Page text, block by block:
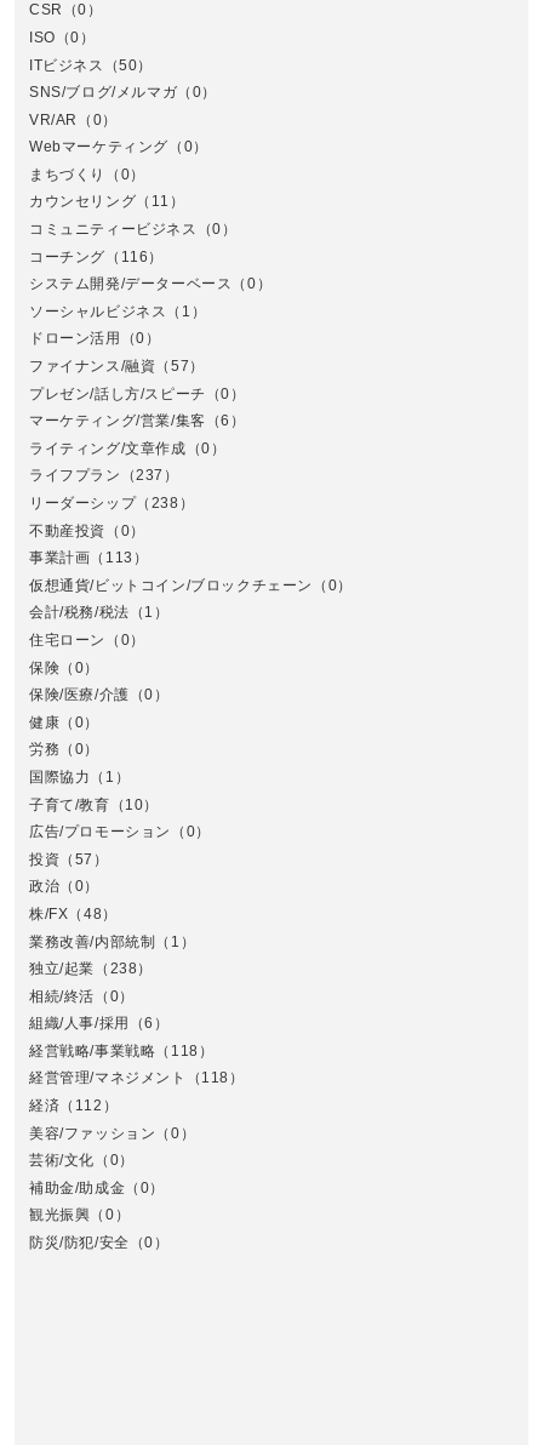
CSR
（0）
ISO （0）
ITビジネス
（50）
SNS/ブログ/メルマガ （0）
VR/AR
（0）
Webマーケティング （0）
まちづくり
（0）
カウンセリング （11）
コミュニティービジネス
（0）
コーチング （116）
システム開発/データーベース （0）
ソーシャルビジネス （1）
ドローン活用
（0）
ファイナンス/融資 （57）
プレゼン/話し方/スピーチ
（0）
マーケティング/営業/集客 （6）
ライティング/文章作成 （0）
ライフプラン
（237）
リーダーシップ（238）
不動産投資 （0）
事業計画 （113）
仮想通貨/ビットコイン/ブロックチェーン
（0）
会計/税務/税法 （1）
住宅ローン
（0）
保険 （0）
保険/医療/介護 （0）
健康 （0）
労務 （0）
国際協力 （1）
子育て/教育 （10）
広告/プロモーション
（0）
投資 （57）
政治 （0）
株/FX （48）
業務改善/内部統制 （1）
独立/起業 （238）
相続/終活 （0）
組織/人事/採用
（6）
経営戦略/事業戦略 （118）
経営管理/マネジメント
（118）
経済 （112）
美容/ファッション （0）
芸術/文化 （0）
補助金/助成金 （0）
観光振興 （0）
防災/防犯/安全
（0）